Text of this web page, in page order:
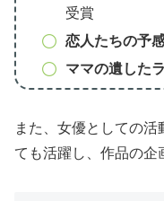
受賞
恋人たちの予
ママの遺した
また、女優としての
ても活躍し、作品の企